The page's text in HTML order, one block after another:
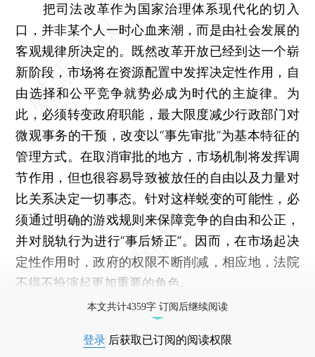
把司法改革作为国家治理体系现代化的切入
口，并非某个人一时心血来潮，而是由社会发展的
客观规律所决定的。既然改革开放已经到达一个崭
新阶段，市场将在资源配置中发挥决定性作用，自
由选择和公平竞争就势必成为时代的主旋律。为
此，必须转变政府职能，最大限度减少行政部门对
微观事务的干预，改变以“事先审批”为基本特征的
管理方式。在取消审批的地方，市场机制将发挥调
节作用，但也很容易导致被放任的自由以及力量对
比关系决定一切事态。针对这样蜕变的可能性，必
须通过明确的游戏规则来保障竞争的自由和公正，
并对脱轨行为进行“事后矫正”。因而，在市场起决
定性作用时，政府的权限不断削减，相应地，法院
不得不扮演起更加重要的角色。
本文共计4359字 订阅后继续阅读
登录 后获取已订阅的阅读权限